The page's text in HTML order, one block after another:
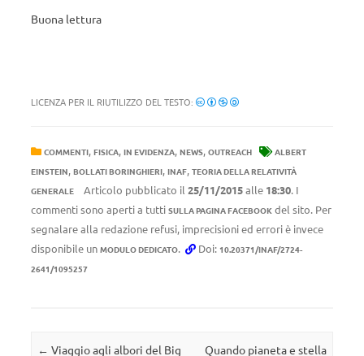
Buona lettura
LICENZA PER IL RIUTILIZZO DEL TESTO:
COMMENTI, FISICA, IN EVIDENZA, NEWS, OUTREACH
ALBERT
EINSTEIN, BOLLATI BORINGHIERI, INAF, TEORIA DELLA RELATIVITÀ
GENERALE
Articolo pubblicato il 25/11/2015alle 18:30. I
commenti sono aperti a tutti SULLA PAGINA FACEBOOK del sito. Per
segnalare alla redazione refusi, imprecisioni ed errori è invece
disponibile un MODULO DEDICATO. Doi: 10.20371/INAF/2724-
2641/1095257
Navigazione articolo
← Viaggio agli albori del Big Quando pianeta e stella